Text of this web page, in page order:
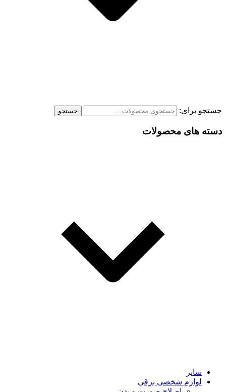
جستجو برای: جستجو
دسته های محصولات
سایر
لوازم شخصی برقی